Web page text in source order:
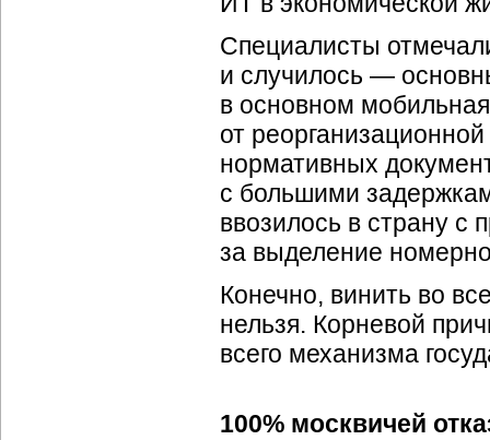
Специалисты
и случилось —
в основном
от
нормативных
с большими
ввозилось в страну с
за выделение
Конечно, винить во
нельзя. Корневой
всего механизма
100% москвичей